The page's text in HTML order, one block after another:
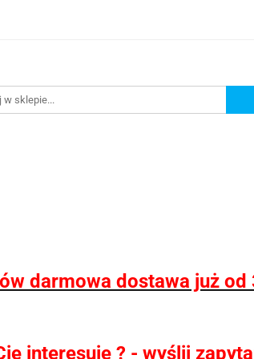
kabin Kerria
darmowa dostawa już od
interesuje ? - wyślij